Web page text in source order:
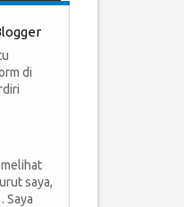
di
saya,
Saya